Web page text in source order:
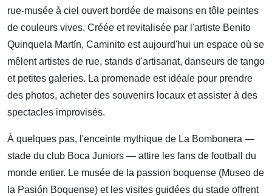
rue-musée à ciel ouvert bordée de maisons en tôle peintes
de couleurs vives. Créée et revitalisée par l'artiste Benito
Quinquela Martín, Caminito est aujourd'hui un espace où se
mêlent artistes de rue, stands d'artisanat, danseurs de tango
et petites galeries. La promenade est idéale pour prendre
des photos, acheter des souvenirs locaux et assister à des
spectacles improvisés.
À quelques pas, l'enceinte mythique de La Bombonera —
stade du club Boca Juniors — attire les fans de football du
monde entier. Le musée de la passion boquense (Museo de
la Pasión Boquense) et les visites guidées du stade offrent